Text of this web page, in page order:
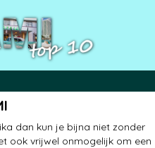
dan kun je bijna niet zonder
ook vrijwel onmogelijk om een